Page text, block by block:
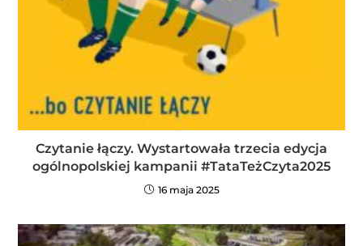
Czytanie łączy. Wystartowała trzecia edycja
ogólnopolskiej kampanii #TataTeżCzyta2025
16 maja 2025